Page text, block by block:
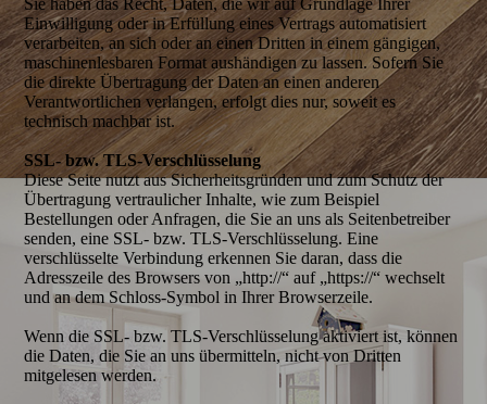
Sie haben das Recht, Daten, die wir auf Grundlage Ihrer
Einwilligung oder in Erfüllung eines Vertrags automatisiert
verarbeiten, an sich oder an einen Dritten in einem gängigen,
maschinenlesbaren Format aushändigen zu lassen. Sofern Sie
die direkte Übertragung der Daten an einen anderen
Verantwortlichen verlangen, erfolgt dies nur, soweit es
technisch machbar ist.
SSL- bzw. TLS-Verschlüsselung
Diese Seite nutzt aus Sicherheitsgründen und zum Schutz der
Übertragung vertraulicher Inhalte, wie zum Beispiel
Bestellungen oder Anfragen, die Sie an uns als Seitenbetreiber
senden, eine SSL- bzw. TLS-Verschlüsselung. Eine
verschlüsselte Verbindung erkennen Sie daran, dass die
Adresszeile des Browsers von „http://“ auf „https://“ wechselt
und an dem Schloss-Symbol in Ihrer Browserzeile.
Wenn die SSL- bzw. TLS-Verschlüsselung aktiviert ist, können
die Daten, die Sie an uns übermitteln, nicht von Dritten
mitgelesen werden.